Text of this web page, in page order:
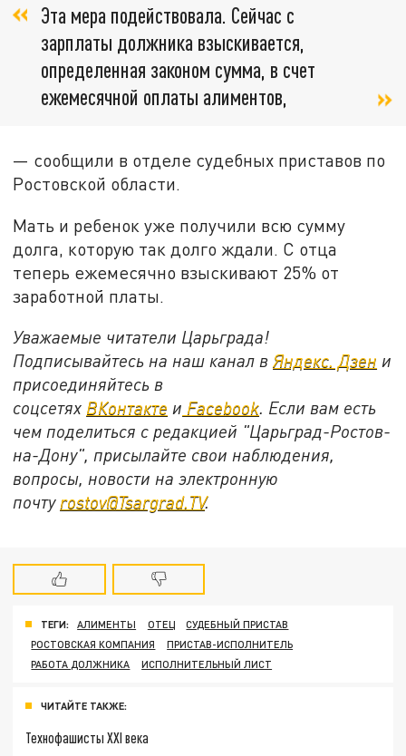
Эта мера подействовала. Сейчас с
зарплаты должника взыскивается,
определенная законом сумма, в счет
ежемесячной оплаты алиментов,
— сообщили в отделе судебных приставов по
Ростовской области.
Мать и ребенок уже получили всю сумму
долга, которую так долго ждали. С отца
теперь ежемесячно взыскивают 25% от
заработной платы.
Уважаемые читатели Царьграда!
Подписывайтесь на наш канал вЯндекс. Дзен и
присоединяйтесь в
соцсетях ВКонтакте и Facebook. Если вам есть
чем поделиться с редакцией "Царьград-Ростов-
на-Дону", присылайте свои наблюдения,
вопросы, новости на электронную
почту rostov@Tsargrad.ТV.
ТЕГИ: АЛИМЕНТЫ ОТЕЦ
СУДЕБНЫЙ ПРИСТАВ
РОСТОВСКАЯ КОМПАНИЯ
ПРИСТАВ-ИСПОЛНИТЕЛЬ
РАБОТА ДОЛЖНИКА
ИСПОЛНИТЕЛЬНЫЙ ЛИСТ
ЧИТАЙТЕ ТАКЖЕ:
Технофашисты XXI века